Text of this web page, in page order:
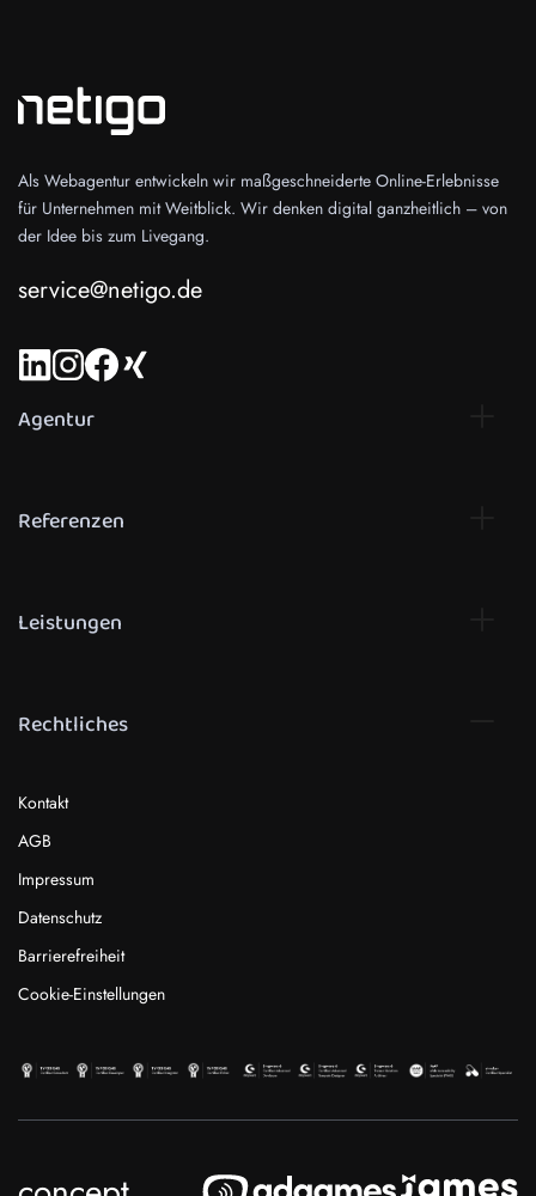
Als Webagentur entwickeln wir maßgeschneiderte Online-Erlebnisse
für Unternehmen mit Weitblick. Wir denken digital ganzheitlich – von
der Idee bis zum Livegang.
service@netigo.de
Agentur
Referenzen
Leistungen
Rechtliches
Kontakt
AGB
Impressum
Datenschutz
Barrierefreiheit
Cookie-Einstellungen